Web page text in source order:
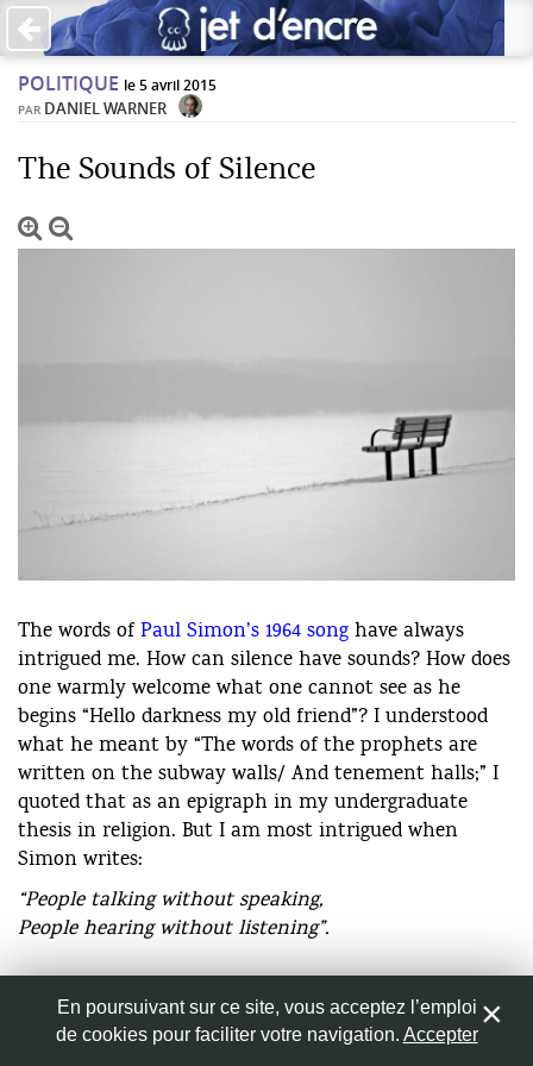
PAS DE COMMENTAIRES ×
Nom*
Adresse de messagerie*
Site web
Enregistrer mon nom, mon e-mail et mon site web dans
le navigateur pour mon prochain commentaire.
POLITIQUE le 5 avril 2015
PAR DANIEL WARNER
The Sounds of Silence
The words of Paul Simon’s 1964 song have always
intrigued me. How can silence have sounds? How does
one warmly welcome what one cannot see as he
begins “Hello darkness my old friend”? I understood
what he meant by “The words of the prophets are
written on the subway walls/ And tenement halls;” I
quoted that as an epigraph in my undergraduate
thesis in religion. But I am most intrigued when
Simon writes:
“People talking without speaking,
People hearing without listening”.
When we turn on the news, flip through the pages of
newspapers or download blogs, we are overwhelmed
En poursuivant sur ce site, vous acceptez l’emploi
de cookies pour faciliter votre navigation. Accepter